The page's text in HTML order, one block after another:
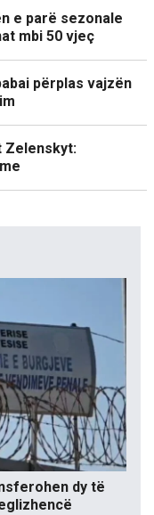
e parë sezonale
mbi 50 vjeç
përplas vajzën
Zelenskyt:
dy të